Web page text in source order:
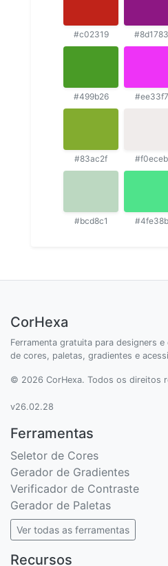
#c02319 #8d1783
#499b26 #ee33f7
#83ac2f #f0eceb
#bcd8c1 #4fe38b
CorHexa
Ferramenta gratuita para designers
de cores, paletas, gradientes e
© 2026 CorHexa. Todos os direitos
v26.02.28
Ferramentas
Seletor de Cores
Gerador de Gradientes
Verificador de Contraste
Gerador de Paletas
Ver todas as ferramentas
Recursos